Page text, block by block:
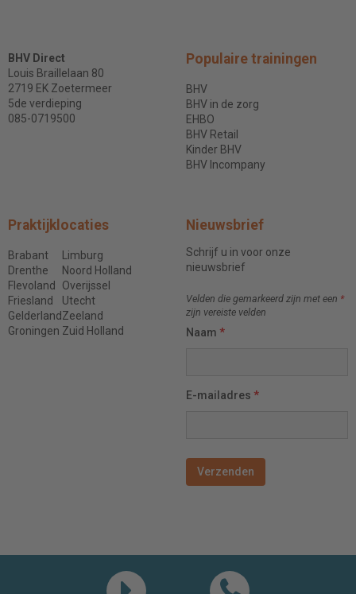
BHV Direct
Louis Braillelaan 80
2719 EK Zoetermeer
5de verdieping
085-0719500
Populaire trainingen
BHV
BHV in de zorg
EHBO
BHV Retail
Kinder BHV
BHV Incompany
Praktijklocaties
Brabant
Drenthe
Flevoland
Friesland
Gelderland
Groningen
Limburg
Noord Holland
Overijssel
Utecht
Zeeland
Zuid Holland
Nieuwsbrief
Schrijf u in voor onze
nieuwsbrief
Velden die gemarkeerd zijn met een *
zijn vereiste velden
Naam *
E-mailadres *